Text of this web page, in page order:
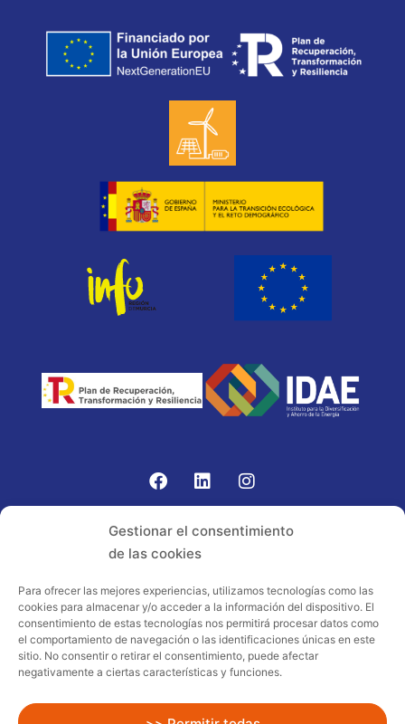
Gestionar el consentimiento
de las cookies
Para ofrecer las mejores experiencias, utilizamos tecnologías como las
cookies para almacenar y/o acceder a la información del dispositivo. El
consentimiento de estas tecnologías nos permitirá procesar datos como
el comportamiento de navegación o las identificaciones únicas en este
sitio. No consentir o retirar el consentimiento, puede afectar
negativamente a ciertas características y funciones.
Proyecto acogido al programa de
incentivos ligados al autoconsumo y
almacenamiento, con fuentes de energía
renovables, así como a la implantación
sector residencial en el marco del Plan